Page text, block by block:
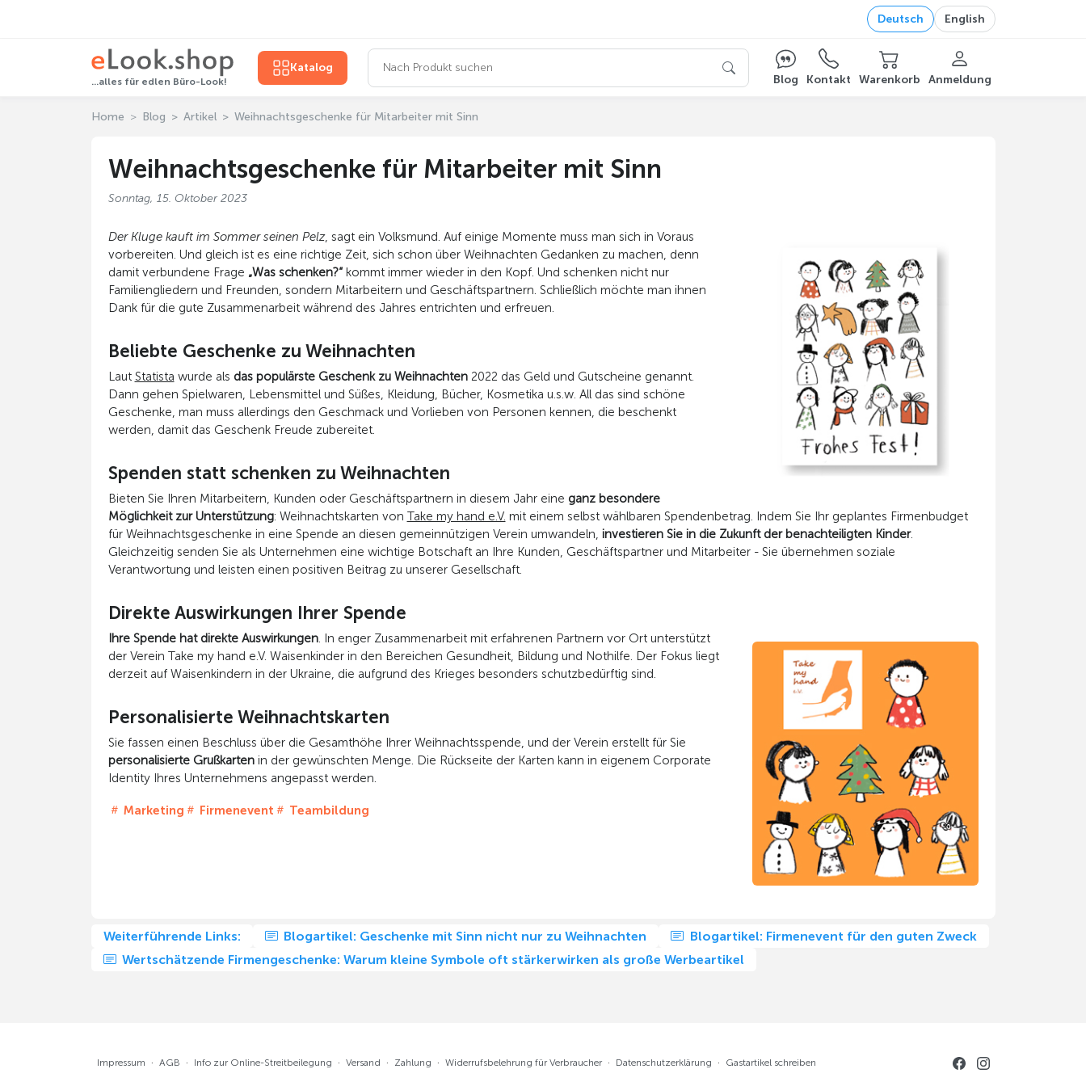
Deutsch English
...alles für edlen Büro-Look!
Katalog
Blog
Kontakt Warenkorb Anmeldung
Home Blog Artikel Weihnachtsgeschenke für Mitarbeiter mit Sinn
Weihnachtsgeschenke für Mitarbeiter mit Sinn
Sonntag, 15. Oktober 2023
Der Kluge kauft im Sommer seinen Pelz, sagt ein Volksmund. Auf einige Momente muss man sich in Voraus
vorbereiten. Und gleich ist es eine richtige Zeit, sich schon über Weihnachten Gedanken zu machen, denn
damit verbundene Frage „Was schenken?“kommt immer wieder in den Kopf. Und schenken nicht nur
Familiengliedern und Freunden, sondern Mitarbeitern und Geschäftspartnern. Schließlich möchte man ihnen
Dank für die gute Zusammenarbeit während des Jahres entrichten und erfreuen.
Beliebte Geschenke zu Weihnachten
Laut Statista wurde als das populärste Geschenk zu Weihnachten2022 das Geld und Gutscheine genannt.
Dann gehen Spielwaren, Lebensmittel und Süßes, Kleidung, Bücher, Kosmetika u.s.w. All das sind schöne
Geschenke, man muss allerdings den Geschmack und Vorlieben von Personen kennen, die beschenkt
werden, damit das Geschenk Freude zubereitet.
Spenden statt schenken zu Weihnachten
Bieten Sie Ihren Mitarbeitern, Kunden oder Geschäftspartnern in diesem Jahr eine ganz besondere
Möglichkeit zur Unterstützung: Weihnachtskarten von Take my hand e.V. mit einem selbst wählbaren Spendenbetrag. Indem Sie Ihr geplantes Firmenbudget
für Weihnachtsgeschenke in eine Spende an diesen gemeinnützigen Verein umwandeln, investieren Sie in die Zukunft der benachteiligten Kinder.
Gleichzeitig senden Sie als Unternehmen eine wichtige Botschaft an Ihre Kunden, Geschäftspartner und Mitarbeiter - Sie übernehmen soziale
Verantwortung und leisten einen positiven Beitrag zu unserer Gesellschaft.
Direkte Auswirkungen Ihrer Spende
Ihre Spende hat direkte Auswirkungen. In enger Zusammenarbeit mit erfahrenen Partnern vor Ort unterstützt
der Verein Take my hand e.V. Waisenkinder in den Bereichen Gesundheit, Bildung und Nothilfe. Der Fokus liegt
derzeit auf Waisenkindern in der Ukraine, die aufgrund des Krieges besonders schutzbedürftig sind.
Personalisierte Weihnachtskarten
Sie fassen einen Beschluss über die Gesamthöhe Ihrer Weihnachtsspende, und der Verein erstellt für Sie
personalisierte Grußkartenin der gewünschten Menge. Die Rückseite der Karten kann in eigenem Corporate
Identity Ihres Unternehmens angepasst werden.
Marketing Firmenevent Teambildung
Weiterführende Links: Blogartikel: Geschenke mit Sinn nicht nur zu Weihnachten
Blogartikel: Firmenevent für den guten Zweck
Wertschätzende Firmengeschenke: Warum kleine Symbole oft stärkerwirken als große Werbeartikel
Impressum · AGB · Info zur Online-Streitbeilegung · Versand · Zahlung · Widerrufsbelehrung für Verbraucher · Datenschutzerklärung · Gastartikel schreiben